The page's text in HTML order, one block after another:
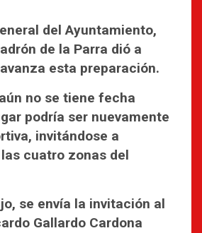
del Ayuntamiento,
de la Parra dió a
esta preparación.
no se tiene fecha
podría ser nuevamente
invitándose a
cuatro zonas del
se envía la invitación al
Gallardo Cardona